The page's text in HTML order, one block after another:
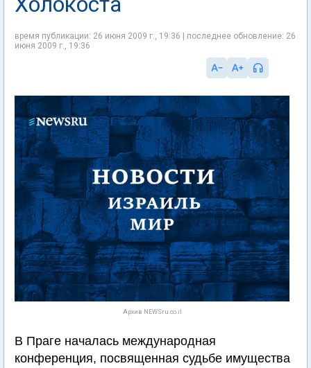
время публикации: 26 июня 2009 г., 19:36 | последнее обновление: 26
июня 2009 г., 19:36
Архив NEWSru.co.il
В Праге началась международная
конференция, посвященная судьбе имущества